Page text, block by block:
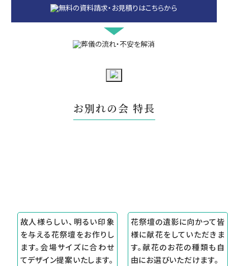
お別れの会 特長
故人様らしい、明るい印象
を与える花祭壇をお作りし
ます。会場サイズに合わせ
てデザイン提案いたします。
花祭壇の遺影に向かって皆
様に献花をしていただきま
す。献花のお花の種類も自
由にお選びいただけます。